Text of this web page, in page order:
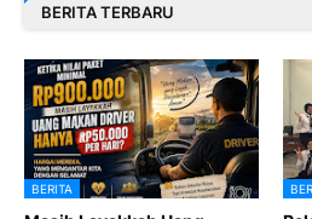
BERITA TERBARU
BERITA